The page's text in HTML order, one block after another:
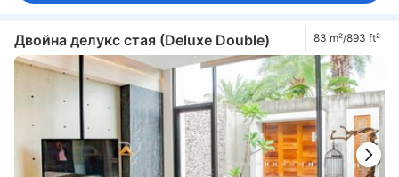
Двойна делукс стая (Deluxe Double) 83 m²/893 ft²